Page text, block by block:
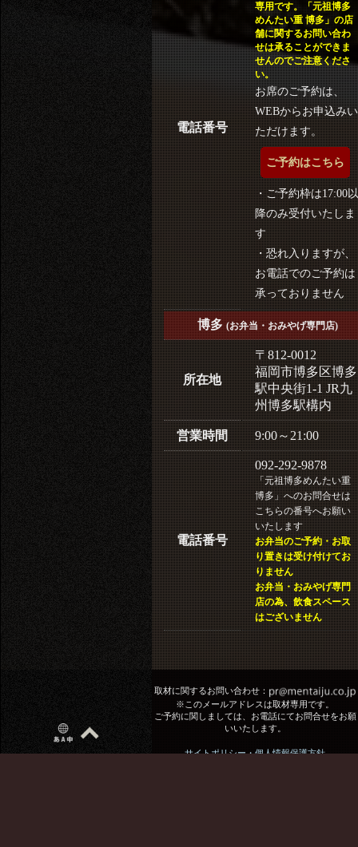
電話番号
専用です。「元祖博多
めんたい重 博多」の店
舗に関するお問い合わ
せは承ることができま
せんのでご注意くださ
い。
お席のご予約は、
WEBからお申込みい
ただけます。
ご予約はこちら
・ご予約枠は17:00以
降のみ受付いたしま
す
・恐れ入りますが、
お電話でのご予約は
承っておりません
博多(お弁当・おみやげ専門店)
所在地
〒812-0012
福岡市博多区博多
駅中央街1-1 JR九
州博多駅構内
営業時間 9:00～21:00
電話番号
092-292-9878
「元祖博多めんたい重
博多」へのお問合せは
こちらの番号へお願い
いたします
お弁当のご予約・お取
り置きは受け付けてお
りません
お弁当・おみやげ専門
店の為、飲食スペース
はございません
取材に関するお問い合わせ：
※このメールアドレスは取材専用です。
ご予約に関しましては、お電話にてお問合せをお願
いいたします。
サイトポリシー・個人情報保護方針